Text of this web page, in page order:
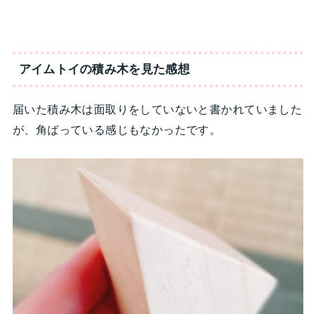
アイムトイの積み木を見た感想
届いた積み木は面取りをしていないと書かれていました
が、角ばっている感じもなかったです。